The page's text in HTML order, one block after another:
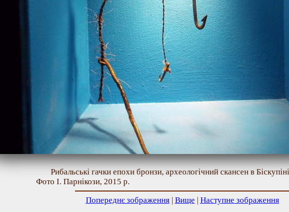
Рибальські гачки епохи бронзи, археологічний скансен в
Фото І. Парнікози, 2015 р.
Попереднє зображення| Вище | Наступне зображення